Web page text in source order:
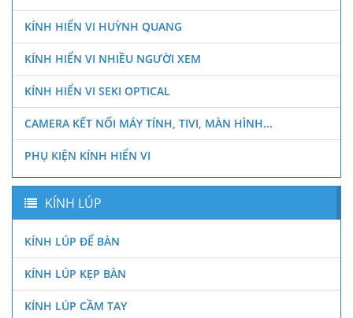
KÍNH HIỂN VI HUỲNH QUANG
KÍNH HIỂN VI NHIỀU NGƯỜI XEM
KÍNH HIỂN VI SEKI OPTICAL
CAMERA KẾT NỐI MÁY TÍNH, TIVI, MÀN HÌNH...
PHỤ KIỆN KÍNH HIỂN VI
KÍNH LÚP
KÍNH LÚP ĐỂ BÀN
KÍNH LÚP KẸP BÀN
KÍNH LÚP CẦM TAY